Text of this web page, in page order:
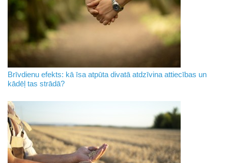
Brīvdienu efekts: kā īsa atpūta divatā atdzīvina attiecības un
kādēļ tas strādā?